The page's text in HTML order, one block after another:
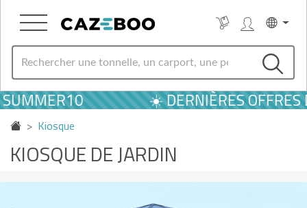
☀️ DERNIÈRES OFFRES
Kiosque
KIOSQUE DE JARDIN